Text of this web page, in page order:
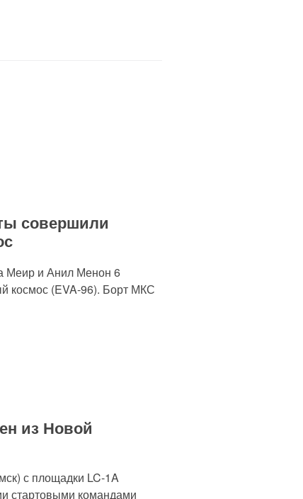
совершили
Меир и Анил Менон 6
космос (EVA-96). Борт МКС
из Новой
с площадки LC-1A
стартовыми командами